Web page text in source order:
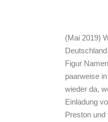
(Mai 2019)
Figur
paarweise
wieder da,
Einladung
Preston und